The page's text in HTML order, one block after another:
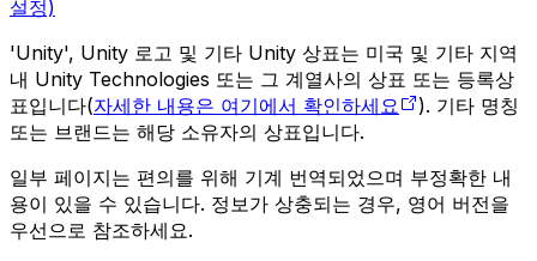
설정)
'Unity', Unity 로고 및 기타 Unity 상표는 미국 및 기타 지역
내 Unity Technologies 또는 그 계열사의 상표 또는 등록상
표입니다(자세한 내용은 여기에서 확인하세요
). 기타 명칭
또는 브랜드는 해당 소유자의 상표입니다.
일부 페이지는 편의를 위해 기계 번역되었으며 부정확한 내
용이 있을 수 있습니다. 정보가 상충되는 경우, 영어 버전을
우선으로 참조하세요.